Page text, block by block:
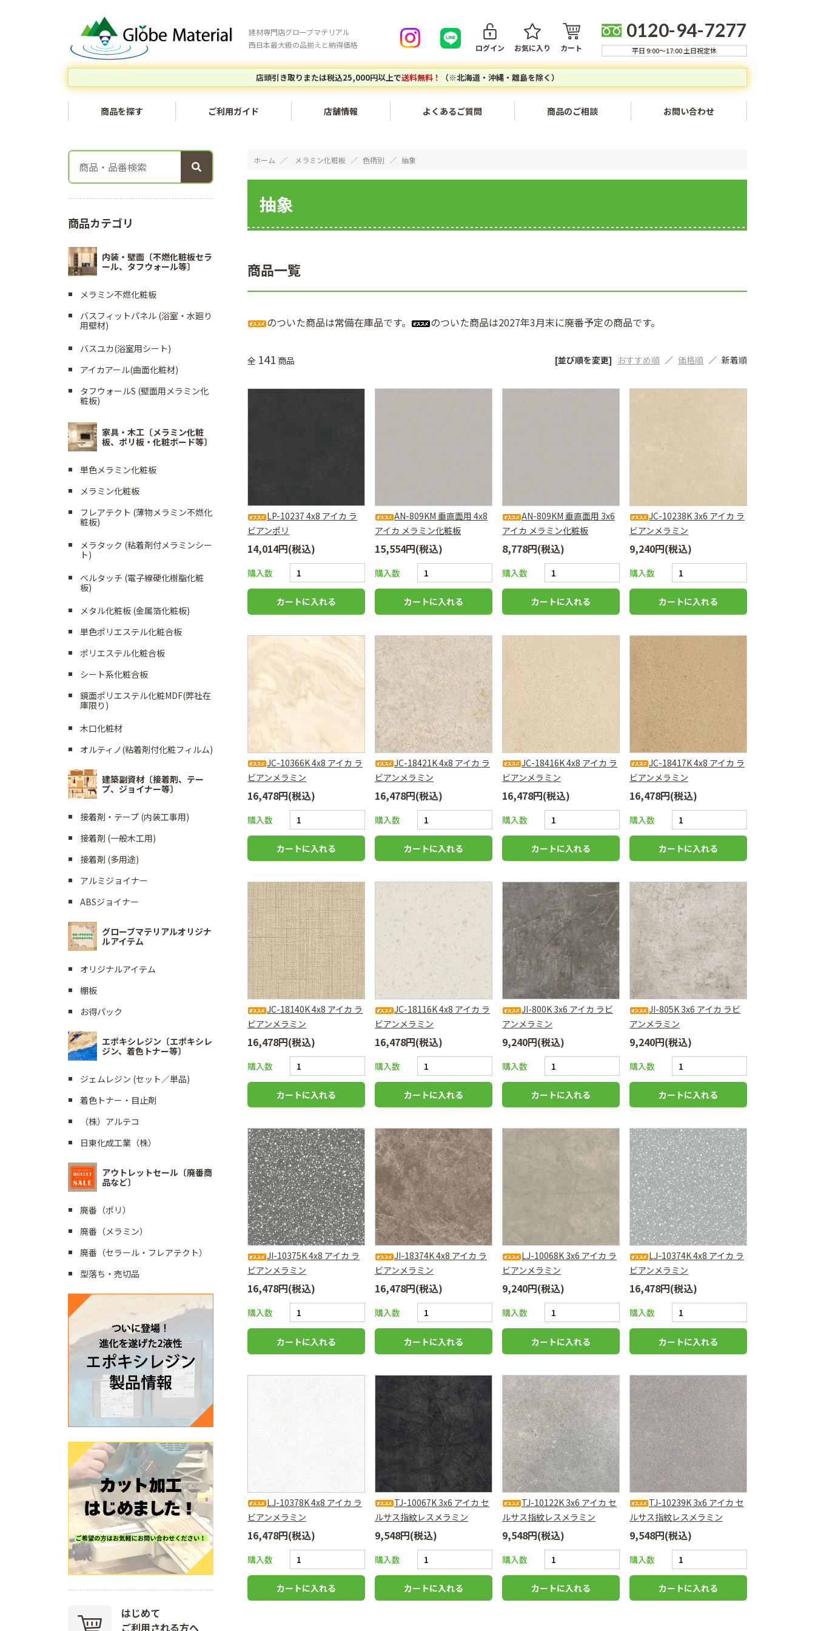
建材専門店グローブマテリアル
西日本最大級の品揃えと納得価格
ログイン お気に入り カート
0120-94-7277
平日 9:00～17:00 土日祝定休
店頭引き取りまたは税込25,000円以上で送料無料！ （※北海道・沖縄・離島を除く）
商品を探す
内装・壁面〔不燃化粧板セラ
建築副資材〔接着剤、テー
プ、ジョイナー等〕
ご利用ガイド
会員登録について
ご注文の流れ
お支払い方法
個人宅・現場配送について
配送料について
店舗情報 よくあるご質問 商品のご相談 お問い合わせ
ホーム メラミン化粧板 色柄別 抽象
抽象
商品一覧
のついた商品は常備在庫品です。 のついた商品は2027年3月末に廃番予定の商品です。
全 141 商品 [並び順を変更] おすすめ順 価格順 新着順
LP-10237 4x8 アイカ ラ
ビアンポリ
14,014円(税込)
購入数
AN-809KM 垂直面用 4x8
アイカ メラミン化粧板
15,554円(税込)
購入数
AN-809KM 垂直面用 3x6
アイカ メラミン化粧板
8,778円(税込)
購入数
JC-10238K 3x6 アイカ ラ
ビアンメラミン
9,240円(税込)
購入数
JC-10366K 4x8 アイカ ラ
ビアンメラミン
16,478円(税込)
購入数
JC-18421K 4x8 アイカ ラ
ビアンメラミン
16,478円(税込)
購入数
JC-18416K 4x8 アイカ ラ
ビアンメラミン
16,478円(税込)
購入数
JC-18417K 4x8 アイカ ラ
ビアンメラミン
16,478円(税込)
購入数
JC-18140K 4x8 アイカ ラ
ビアンメラミン
16,478円(税込)
購入数
JC-18116K 4x8 アイカ ラ
ビアンメラミン
16,478円(税込)
購入数
JI-800K 3x6 アイカ ラビ
アンメラミン
9,240円(税込)
購入数
JI-805K 3x6 アイカ ラビ
アンメラミン
9,240円(税込)
購入数
JI-10375K 4x8 アイカ ラ
ビアンメラミン
16,478円(税込)
購入数
JI-18374K 4x8 アイカ ラ
ビアンメラミン
16,478円(税込)
購入数
LJ-10068K 3x6 アイカ ラ
ビアンメラミン
9,240円(税込)
購入数
LJ-10374K 4x8 アイカ ラ
ビアンメラミン
16,478円(税込)
購入数
LJ-10378K 4x8 アイカ ラ
ビアンメラミン
16,478円(税込)
購入数
TJ-10067K 3x6 アイカ セ
ルサス指紋レスメラミン
9,548円(税込)
購入数
TJ-10122K 3x6 アイカ セ
ルサス指紋レスメラミン
9,548円(税込)
購入数
TJ-10239K 3x6 アイカ セ
ルサス指紋レスメラミン
9,548円(税込)
購入数
商品カテゴリ
内装・壁面〔不燃化粧板セラ
ール、タフウォール等〕
メラミン不燃化粧板
バスフィットパネル (浴室・水廻り
用壁材)
バスユカ(浴室用シート)
アイカアール(曲面化粧材)
タフウォールS (壁面用メラミン化
粧板)
家具・木工〔メラミン化粧
板、ポリ板・化粧ボード等〕
単色メラミン化粧板
メラミン化粧板
フレアテクト (薄物メラミン不燃化
粧板)
メラタック (粘着剤付メラミンシー
ト)
ベルタッチ (電子線硬化樹脂化粧
板)
メタル化粧板 (金属箔化粧板)
単色ポリエステル化粧合板
ポリエステル化粧合板
シート系化粧合板
鏡面ポリエステル化粧MDF(弊社在
庫限り)
木口化粧材
オルティノ(粘着剤付化粧フィルム)
建築副資材〔接着剤、テー
プ、ジョイナー等〕
接着剤・テープ (内装工事用)
接着剤 (一般木工用)
接着剤 (多用途)
アルミジョイナー
ABSジョイナー
グローブマテリアルオリジナ
ルアイテム
オリジナルアイテム
棚板
お得パック
エポキシレジン〔エポキシレ
ジン、着色トナー等〕
ジェムレジン (セット／単品)
着色トナー・目止剤
（株）アルテコ
日東化成工業（株）
アウトレットセール〔廃番商
品など〕
廃番（ポリ）
廃番（メラミン）
廃番（セラール・フレアテクト）
型落ち・売切品
はじめて
ご利用される方へ